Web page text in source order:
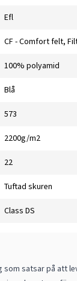
Efl
CF - Comfort felt,
100% polyamid
Blå
573
2200g/m2
22
Tuftad skuren
Class DS
som satsar på att